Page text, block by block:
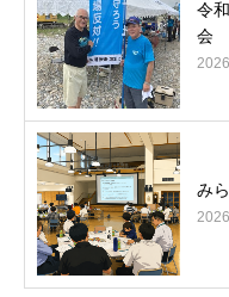
令
会
み